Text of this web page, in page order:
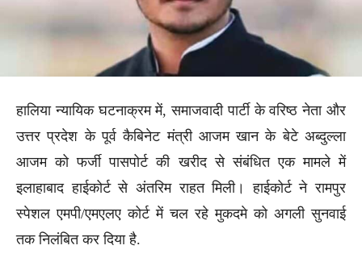
हालिया न्यायिक घटनाक्रम में, समाजवादी पार्टी के वरिष्ठ नेता और
उत्तर प्रदेश के पूर्व कैबिनेट मंत्री आजम खान के बेटे अब्दुल्ला
आजम को फर्जी पासपोर्ट की खरीद से संबंधित एक मामले में
इलाहाबाद हाईकोर्ट से अंतरिम राहत मिली। हाईकोर्ट ने रामपुर
स्पेशल एमपी/एमएलए कोर्ट में चल रहे मुकदमे को अगली सुनवाई
तक निलंबित कर दिया है.